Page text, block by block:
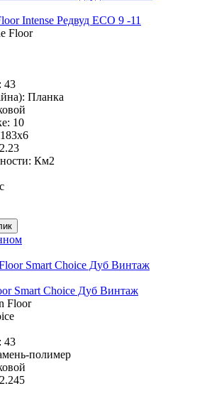
Intense Редвуд ECO 9 -11
Floor
43
Планка
10
2.23
Км2
Smart Choice Дуб Винтаж
Floor
43
полимер
2.245